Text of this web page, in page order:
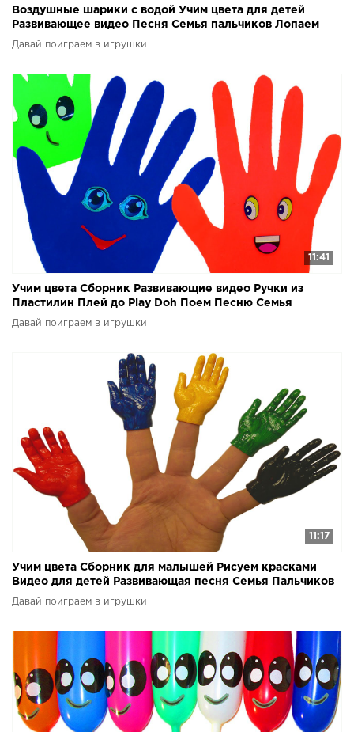
Воздушные шарики с водой Учим цвета для детей
Развивающее видео Песня Семья пальчиков Лопаем
шарики
Давай поиграем в игрушки
11:41
Учим цвета Сборник Развивающие видео Ручки из
Пластилин Плей до Play Doh Поем Песню Семья
пальчиков
Давай поиграем в игрушки
11:17
Учим цвета Сборник для малышей Рисуем красками
Видео для детей Развивающая песня Семья Пальчиков
Давай поиграем в игрушки